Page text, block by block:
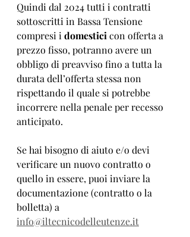
Quindi dal 2024 tutti i contratti
sottoscritti in Bassa Tensione
compresi i domestici con offerta a
prezzo fisso, potranno avere un
obbligo di preavviso fino a tutta la
durata dell’offerta stessa non
rispettando il quale si potrebbe
incorrere nella penale per recesso
anticipato.
Se hai bisogno di aiuto e/o devi
verificare un nuovo contratto o
quello in essere, puoi inviare la
documentazione (contratto o la
bolletta) a
info@iltecnicodelleutenze.it